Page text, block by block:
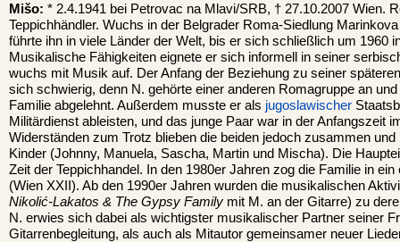
Mišo: * 2.4.1941 bei Petrovac na Mlavi/SRB, † 27.10.2007 Wien.
Teppichhändler. Wuchs in der Belgrader Roma-Siedlung
führte ihn in viele Länder der Welt, bis er sich schließlich um 1960
Musikalische Fähigkeiten eignete er sich informell in seiner
wuchs mit Musik auf. Der Anfang der Beziehung zu seiner
sich schwierig, denn N. gehörte einer anderen Romagruppe an
Familie abgelehnt. Außerdem musste er als jugoslawischer
Militärdienst ableisten, und das junge Paar war in der Anfangszeit
Widerständen zum Trotz blieben die beiden jedoch zusammen
Kinder (Johnny, Manuela, Sascha, Martin und Mischa). Die
Zeit der Teppichhandel. In den 1980er Jahren zog die Familie in
(Wien XXII). Ab den 1990er Jahren wurden die musikalischen
Nikolić-Lakatos & The Gypsy Family mit M. an der Gitarre) zu
N. erwies sich dabei als wichtigster musikalischer Partner seiner
Gitarrenbegleitung, als auch als Mitautor gemeinsamer neuer